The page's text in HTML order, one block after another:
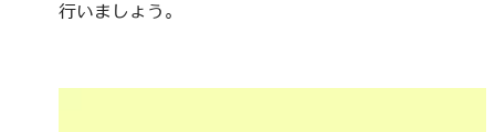
行いましょう。